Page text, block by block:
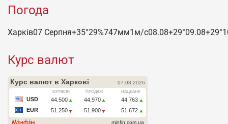
Погода
Харків07 Серпня+35°29%747мм1 м/c08.08+29°09.08+29°
Курс валют